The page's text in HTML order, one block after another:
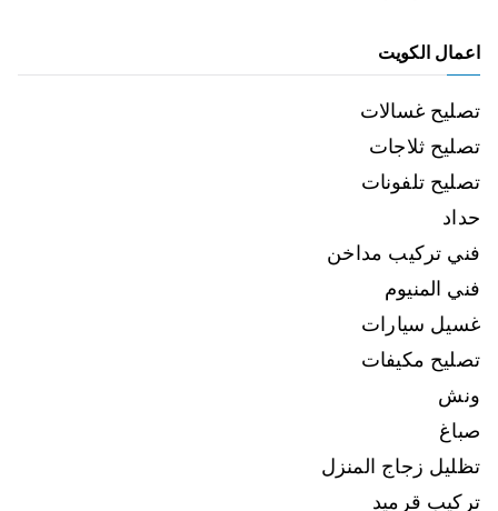
اعمال الكويت
تصليح غسالات
تصليح ثلاجات
تصليح تلفونات
حداد
فني تركيب مداخن
فني المنيوم
غسيل سيارات
تصليح مكيفات
ونش
صباغ
تظليل زجاج المنزل
تركيب قرميد